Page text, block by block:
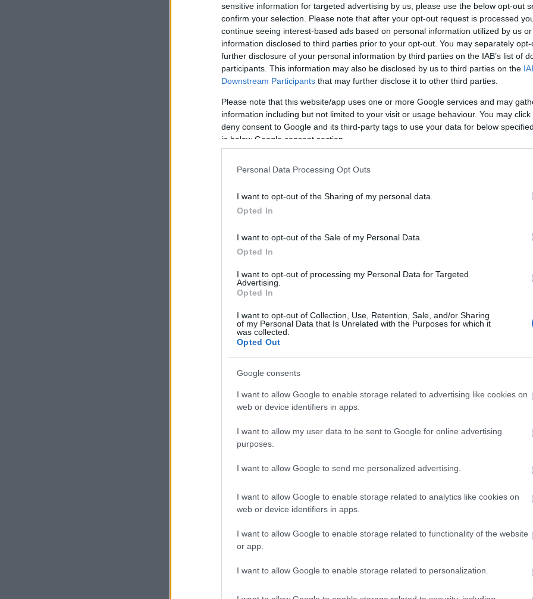
sensitive information for targeted advertising by us, please use the below opt-out
confirm your selection. Please note that after your opt-out request is processed
continue seeing interest-based ads based on personal information utilized by us
information disclosed to third parties prior to your opt-out. You may separately
further disclosure of your personal information by third parties on the IAB’s list of
participants. This information may also be disclosed by us to third parties on the
Downstream Participants that may further disclose it to other third parties.
Please note that this website/app uses one or more Google services and may
information including but not limited to your visit or usage behaviour. You may
deny consent to Google and its third-party tags to use your data for below
in below Google consent section.
Personal Data Processing Opt Outs
I want to opt-out of the Sharing of my personal data.
Opted In
I want to opt-out of the Sale of my Personal Data.
Opted In
I want to opt-out of processing my Personal Data for Targeted
Advertising.
Opted In
I want to opt-out of Collection, Use, Retention, Sale, and/or Sharing
of my Personal Data that Is Unrelated with the Purposes for which it
was collected.
Opted Out
Google consents
I want to allow Google to enable storage related to advertising like cookies on
web or device identifiers in apps.
I want to allow my user data to be sent to Google for online advertising
purposes.
I want to allow Google to send me personalized advertising.
I want to allow Google to enable storage related to analytics like cookies on
web or device identifiers in apps.
I want to allow Google to enable storage related to functionality of the website
or app.
I want to allow Google to enable storage related to personalization.